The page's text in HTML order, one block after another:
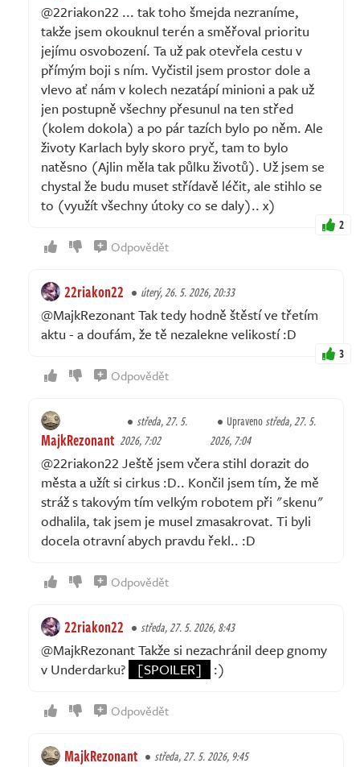
@22riakon22 ... tak toho šmejda nezraníme,
takže jsem okouknul terén a směřoval prioritu
jejímu osvobození. Ta už pak otevřela cestu v
přímým boji s ním. Vyčistil jsem prostor dole a
vlevo ať nám v kolech nezatápí minioni a pak už
jen postupně všechny přesunul na ten střed
(kolem dokola) a po pár tazích bylo po něm. Ale
životy Karlach byly skoro pryč, tam to bylo
natěsno (Ajlin měla tak půlku životů). Už jsem se
chystal že budu muset střídavě léčit, ale stihlo se
to (využít všechny útoky co se daly).. x)
2
Odpovědět
22riakon22 úterý, 26. 5. 2026, 20:33
@MajkRezonant Tak tedy hodně štěstí ve třetím
aktu - a doufám, že tě nezalekne velikostí :D
3
Odpovědět
MajkRezonant
středa, 27. 5.
2026, 7:02
Upravenostředa, 27. 5.
2026, 7:04
@22riakon22 Ještě jsem včera stihl dorazit do
města a užít si cirkus :D.. Končil jsem tím, že mě
stráž s takovým tím velkým robotem při "skenu"
odhalila, tak jsem je musel zmasakrovat. Ti byli
docela otravní abych pravdu řekl.. :D
Odpovědět
22riakon22 středa, 27. 5. 2026, 8:43
@MajkRezonant Takže si nezachránil deep gnomy
v Underdarku?
[SPOILER] :)
Odpovědět
MajkRezonant středa, 27. 5. 2026, 9:45